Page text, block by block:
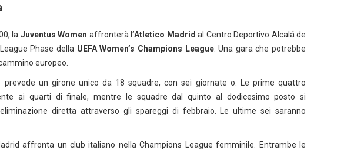
la Juventus Women affronterà l ’Atletico Madrid al Centro Deportivo Alcalá de
Phase della UEFA Women’s Champions League. Una gara che potrebbe
europeo.
prevede un girone unico da 18 squadre, con sei giornate o. Le prime quattro
ai quarti di finale, mentre le squadre dal quinto al dodicesimo posto si
diretta attraverso gli spareggi di febbraio. Le ultime sei saranno
affronta un club italiano nella Champions League femminile. Entrambe le